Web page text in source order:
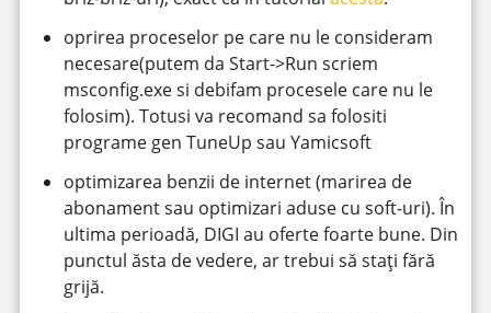
oprirea proceselor pe care nu le consideram
necesare(putem da Start->Run scriem
msconfig.exe si debifam procesele care nu le
folosim). Totusi va recomand sa folositi
programe gen TuneUp sau Yamicsoft
optimizarea benzii de internet (marirea de
abonament sau optimizari aduse cu soft-uri). În
ultima perioadă, DIGI au oferte foarte bune. Din
punctul ăsta de vedere, ar trebui să stați fără
grijă.